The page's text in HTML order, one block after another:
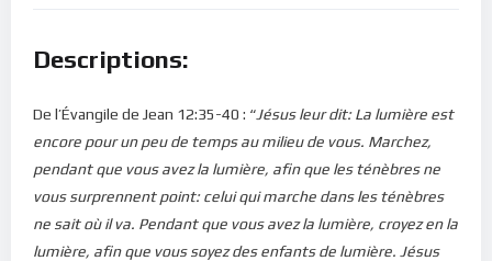
Descriptions:
De l’Évangile de Jean 12:35-40 : “Jésus leur dit: La lumière est
encore pour un peu de temps au milieu de vous. Marchez,
pendant que vous avez la lumière, afin que les ténèbres ne
vous surprennent point: celui qui marche dans les ténèbres
ne sait où il va. Pendant que vous avez la lumière, croyez en la
lumière, afin que vous soyez des enfants de lumière. Jésus